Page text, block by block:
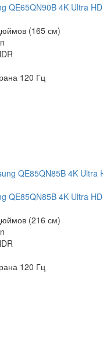
QE65QN90B 4K Ultra HD
(165 см)
120 Гц
QE85QN85B 4K Ultra HD
(216 см)
120 Гц